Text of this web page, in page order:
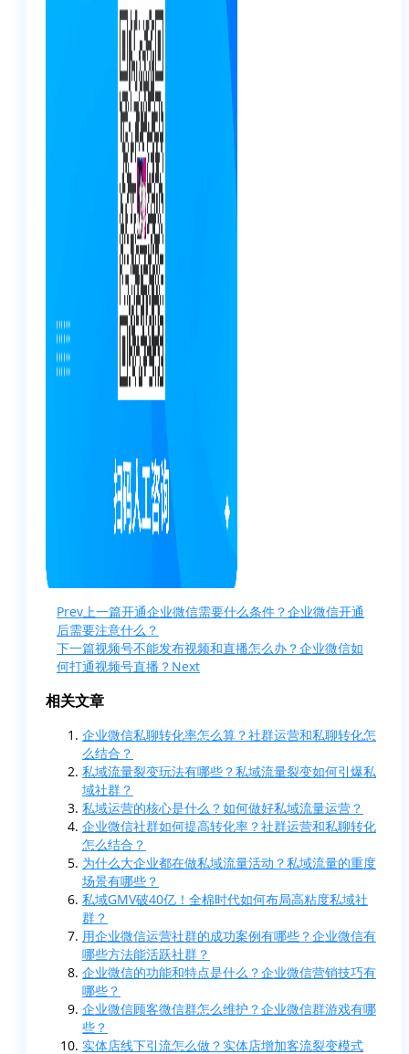
Prev上一篇开通企业微信需要什么条件？企业微信开通
后需要注意什么？
下一篇视频号不能发布视频和直播怎么办？企业微信如
何打通视频号直播？ Next
相关文章
企业微信私聊转化率怎么算？社群运营和私聊转化怎
么结合？
私域流量裂变玩法有哪些？私域流量裂变如何引爆私
域社群？
私域运营的核心是什么？如何做好私域流量运营？
企业微信社群如何提高转化率？社群运营和私聊转化
怎么结合？
为什么大企业都在做私域流量活动？私域流量的重度
场景有哪些？
私域GMV破40亿！全棉时代如何布局高粘度私域社
群？
用企业微信运营社群的成功案例有哪些？企业微信有
哪些方法能活跃社群？
企业微信的功能和特点是什么？企业微信营销技巧有
哪些？
企业微信顾客微信群怎么维护？企业微信群游戏有哪
些？
实体店线下引流怎么做？实体店增加客流裂变模式